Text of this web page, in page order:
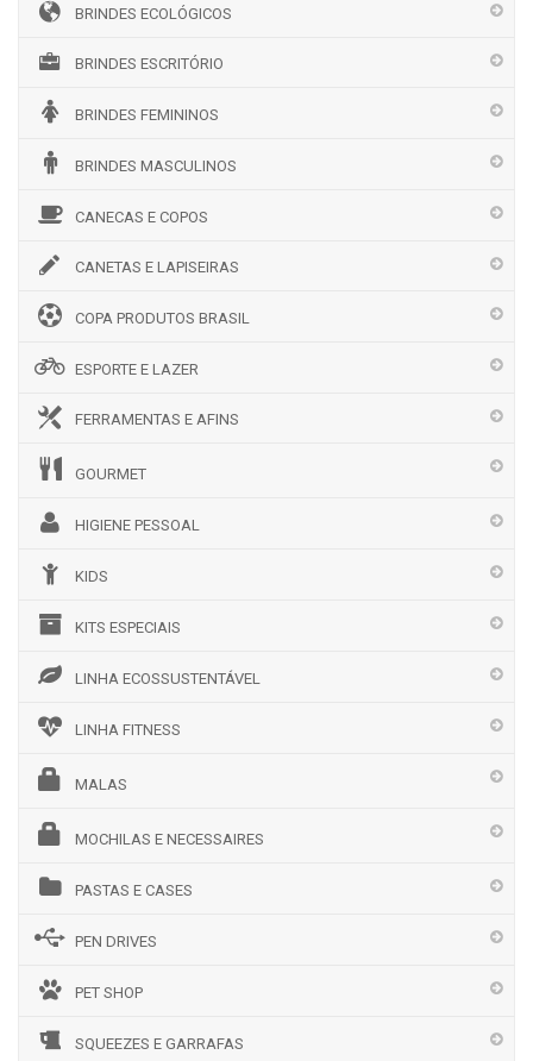
BRINDES ECOLÓGICOS
BRINDES ESCRITÓRIO
BRINDES FEMININOS
BRINDES MASCULINOS
CANECAS E COPOS
CANETAS E LAPISEIRAS
COPA PRODUTOS BRASIL
ESPORTE E LAZER
FERRAMENTAS E AFINS
GOURMET
HIGIENE PESSOAL
KIDS
KITS ESPECIAIS
LINHA ECOSSUSTENTÁVEL
LINHA FITNESS
MALAS
MOCHILAS E NECESSAIRES
PASTAS E CASES
PEN DRIVES
PET SHOP
SQUEEZES E GARRAFAS